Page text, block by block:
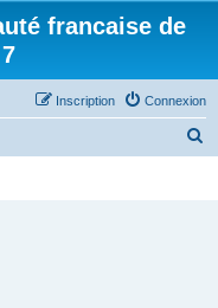
francaise de
Connexion
Inscription